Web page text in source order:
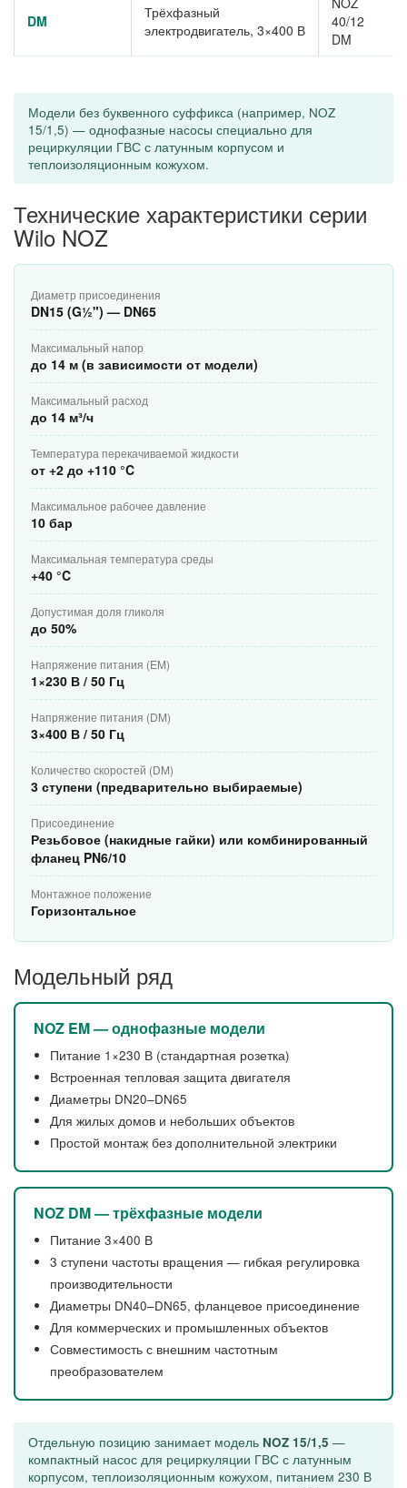
DM
Трёхфазный
электродвигатель, 3×400 В
40/12
DM
Модели без буквенного суффикса (например, NOZ
15/1,5) — однофазные насосы специально для
рециркуляции ГВС с латунным корпусом и
теплоизоляционным кожухом.
Технические характеристики серии
Wilo NOZ
Диаметр присоединения
DN15 (G½") — DN65
Максимальный напор
до 14 м (в зависимости от модели)
Максимальный расход
до 14 м³/ч
Температура перекачиваемой жидкости
от +2 до +110 °C
Максимальное рабочее давление
10 бар
Максимальная температура среды
+40 °C
Допустимая доля гликоля
до 50%
Напряжение питания (EM)
1×230 В / 50 Гц
Напряжение питания (DM)
3×400 В / 50 Гц
Количество скоростей (DM)
3 ступени (предварительно выбираемые)
Присоединение
Резьбовое (накидные гайки) или комбинированный
фланец PN6/10
Монтажное положение
Горизонтальное
Модельный ряд
NOZ EM — однофазные модели
Питание 1×230 В (стандартная розетка)
Встроенная тепловая защита двигателя
Диаметры DN20–DN65
Для жилых домов и небольших объектов
Простой монтаж без дополнительной электрики
NOZ DM — трёхфазные модели
Питание 3×400 В
3 ступени частоты вращения — гибкая регулировка
производительности
Диаметры DN40–DN65, фланцевое присоединение
Для коммерческих и промышленных объектов
Совместимость с внешним частотным
преобразователем
Отдельную позицию занимает модель NOZ 15/1,5 —
компактный насос для рециркуляции ГВС с латунным
корпусом, теплоизоляционным кожухом, питанием 230 В